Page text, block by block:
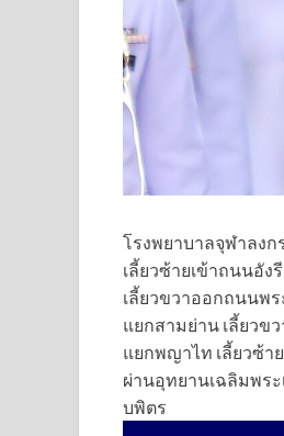
โรงพยาบาลจุฬาลง
เลี้ยวซ้ายเข้าถนนอัง
เลี้ยวขวาออกถนนพร
แยกสามย่าน เลี้ยวข
แยกพญาไท เลี้ยวซ้า
ผ่านอุทยานเฉลิมพร
บพิตร